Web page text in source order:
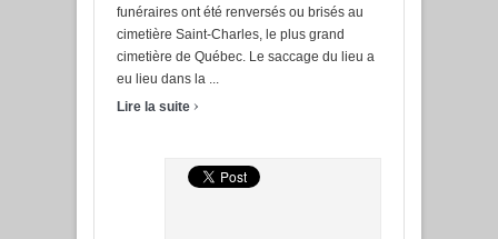
funéraires ont été renversés ou brisés au
cimetière Saint-Charles, le plus grand
cimetière de Québec. Le saccage du lieu a
eu lieu dans la ...
Lire la suite ›